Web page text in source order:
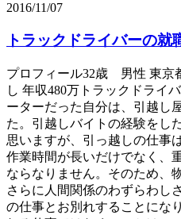
2016/11/07
トラックドライバーの就
プロフィール32歳 男性 東京
し 年収480万トラックドライ
ーターだった自分は、引越し
た。引越しバイトの経験をし
思いますが、引っ越しの仕事
作業時間が長いだけでなく、
ならなりません。そのため、
さらに人間関係のわずらわし
の仕事とお別れすることにな